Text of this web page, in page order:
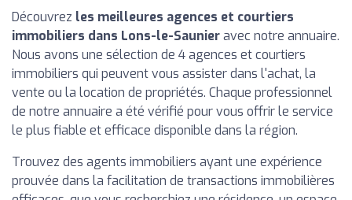
Découvrez les meilleures agences et courtiers
immobiliers dans Lons-le-Saunieravec notre annuaire.
Nous avons une sélection de 4 agences et courtiers
immobiliers qui peuvent vous assister dans l'achat, la
vente ou la location de propriétés. Chaque professionnel
de notre annuaire a été vérifié pour vous offrir le service
le plus fiable et efficace disponible dans la région.
Trouvez des agents immobiliers ayant une expérience
prouvée dans la facilitation de transactions immobilières